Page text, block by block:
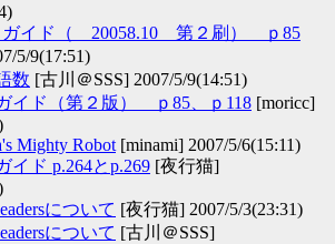
ガイド（ 20058.10 第２刷） ｐ85
5/9(17:51)
数 [古川＠SSS] 2007/5/9(14:51)
イド（第２版） ｐ85、ｐ118 [moricc]
Mighty Robot [minami] 2007/5/6(15:11)
イド p.264とp.269 [夜行猫]
について [夜行猫] 2007/5/3(23:31)
について [古川＠SSS]